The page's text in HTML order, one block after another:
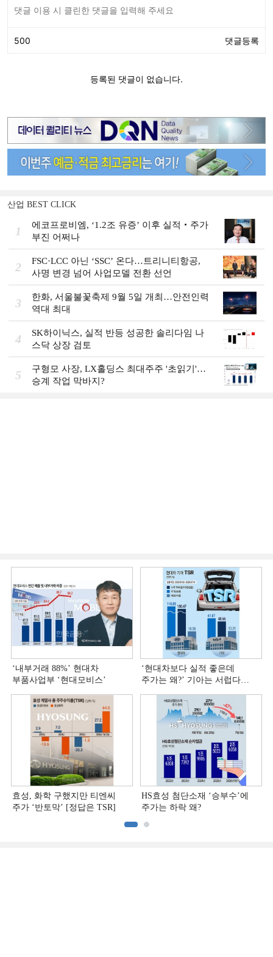
산업 BEST CLICK
1
에코프로비엠, ‘1.2조 유증’ 이후 실적‧주가
부진 어쩌나
2
FSC·LCC 아닌 ‘SSC’ 온다…트리니티항공,
사명 변경 넘어 사업모델 전환 선언
3
한화, 서울불꽃축제 9월 5일 개최…안전인력
역대 최대
4
SK하이닉스, 실적 반등 성공한 솔리다임 나
스닥 상장 검토
5
구형모 사장, LX홀딩스 최대주주 '초읽기'…
승계 작업 막바지?
‘내부거래 88%ʼ 현대차
부품사업부 ‘현대모비스ʼ
‘현대차보다 실적 좋은데
주가는 왜?ʼ 기아는 서럽다
효성, 화학 구했지만 티엔씨
주가 ‘반토막’ [정답은 TSR]
HS효성 첨단소재 ‘승부수’에
주가는 하락 왜?